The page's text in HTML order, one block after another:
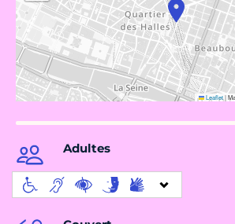
Leaflet|
Adultes